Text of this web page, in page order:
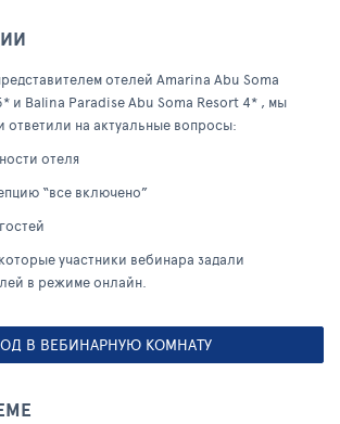
отелей Amarina Abu Soma
и Balina Paradise Abu Soma Resort 4* , мы
ответили на актуальные вопросы:
отеля
“все включено”
участники вебинара задали
в режиме онлайн.
В ВЕБИНАРНУЮ КОМНАТУ